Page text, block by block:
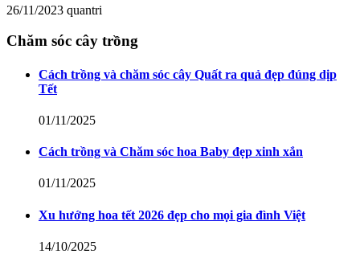
26/11/2023 quantri
Chăm sóc cây trồng
Cách trồng và chăm sóc cây Quất ra quả đẹp đúng dịp
Tết
01/11/2025
Cách trồng và Chăm sóc hoa Baby đẹp xinh xắn
01/11/2025
Xu hướng hoa tết 2026 đẹp cho mọi gia đình Việt
14/10/2025